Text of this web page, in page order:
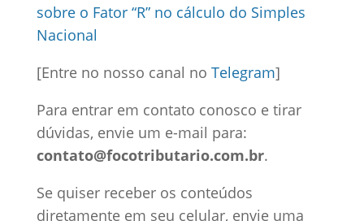
sobre o Fator “R” no cálculo do Simples
Nacional
[Entre no nosso canal no Telegram]
Para entrar em contato conosco e tirar
dúvidas, envie um e-mail para:
contato@focotributario.com.br.
Se quiser receber os conteúdos
diretamente em seu celular, envie uma